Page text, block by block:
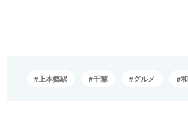
上本郷駅 千葉 グルメ